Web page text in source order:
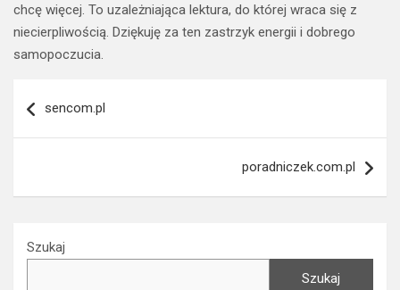
chcę więcej. To uzależniająca lektura, do której wraca się z
niecierpliwością. Dziękuję za ten zastrzyk energii i dobrego
samopoczucia.
wpisu
sencom.pl
poradniczek.com.pl
Szukaj
Szukaj